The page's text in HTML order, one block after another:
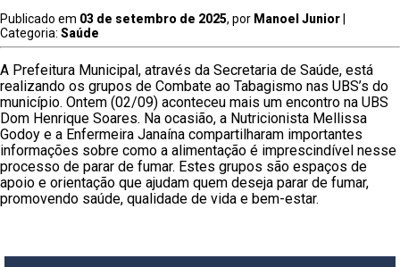
Publicado em 03 de setembro de 2025, por Manoel Junior
Categoria: Saúde
A Prefeitura Municipal, através da Secretaria de Saúde, está
realizando os grupos de Combate ao Tabagismo nas UBS’s do
município. Ontem (02/09) aconteceu mais um encontro na UBS
Dom Henrique Soares. Na ocasião, a Nutricionista Mellissa
Godoy e a Enfermeira Janaína compartilharam importantes
informações sobre como a alimentação é imprescindível nesse
processo de parar de fumar. Estes grupos são espaços de
apoio e orientação que ajudam quem deseja parar de fumar,
promovendo saúde, qualidade de vida e bem-estar.